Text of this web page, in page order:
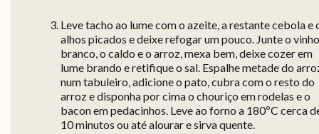
Leve tacho ao lume com o azeite, a restante cebola e
alhos picados e deixe refogar um pouco. Junte o vinho
branco, o caldo e o arroz, mexa bem, deixe cozer em
lume brando e retifique o sal. Espalhe metade do
num tabuleiro, adicione o pato, cubra com o resto do
arroz e disponha por cima o chouriço em rodelas e o
bacon em pedacinhos. Leve ao forno a 180ºC cerca
10 minutos ou até alourar e sirva quente.